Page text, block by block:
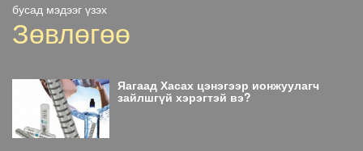
бусад мэдээг үзэх
Зөвлөгөө
Яагаад Хасах цэнэгээр ионжуулагч
зайлшгүй хэрэгтэй вэ?